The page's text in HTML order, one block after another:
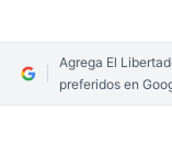
Agrega El
preferidos en